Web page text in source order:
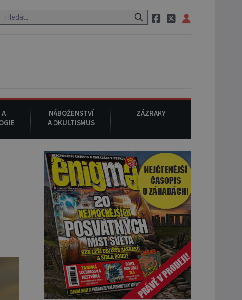
utíká zvláštní psovitá šelma, údajně bájná čupakabra.
A
NÁBOŽENSTVÍ
A OKULTISMUS
ZÁZRAKY